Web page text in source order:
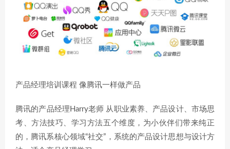
产品经理培训课程 像腾讯一样做产品
腾讯的产品经理Harry老师 从职业素养、产品设计、市场思
考、方法技巧、学习方法五个维度，为小伙伴们带来纯正
的，腾讯系核心领域“社交”，系统的产品设计思想与设计方